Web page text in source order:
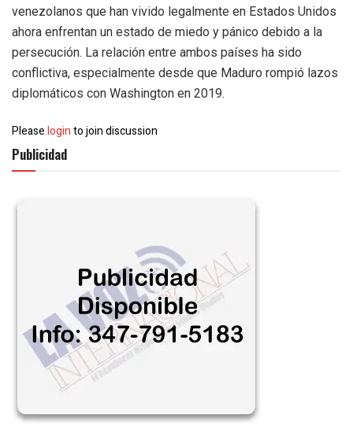
venezolanos que han vivido legalmente en Estados Unidos
ahora enfrentan un estado de miedo y pánico debido a la
persecución. La relación entre ambos países ha sido
conflictiva, especialmente desde que Maduro rompió lazos
diplomáticos con Washington en 2019.
Pleaseloginto join discussion
Publicidad